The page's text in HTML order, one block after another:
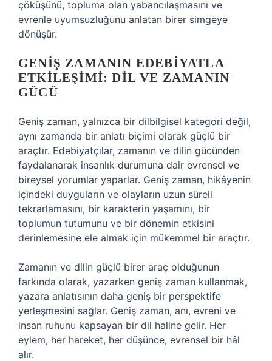
çöküşünü, topluma olan yabancılaşmasını ve
evrenle uyumsuzluğunu anlatan birer simgeye
dönüşür.
GENIŞ ZAMANIN EDEBIYATLA
ETKILEŞIMI: DIL VE ZAMANIN
GÜCÜ
Geniş zaman, yalnızca bir dilbilgisel kategori değil,
aynı zamanda bir anlatı biçimi olarak güçlü bir
araçtır. Edebiyatçılar, zamanın ve dilin gücünden
faydalanarak insanlık durumuna dair evrensel ve
bireysel yorumlar yaparlar. Geniş zaman, hikâyenin
içindeki duyguların ve olayların uzun süreli
tekrarlamasını, bir karakterin yaşamını, bir
toplumun tutumunu ve bir dönemin etkisini
derinlemesine ele almak için mükemmel bir araçtır.
Zamanın ve dilin güçlü birer araç olduğunun
farkında olarak, yazarken geniş zaman kullanmak,
yazara anlatısının daha geniş bir perspektife
yerleşmesini sağlar. Geniş zaman, anı, evreni ve
insan ruhunu kapsayan bir dil haline gelir. Her
eylem, her hareket, her düşünce, evrensel bir hâl
alır.